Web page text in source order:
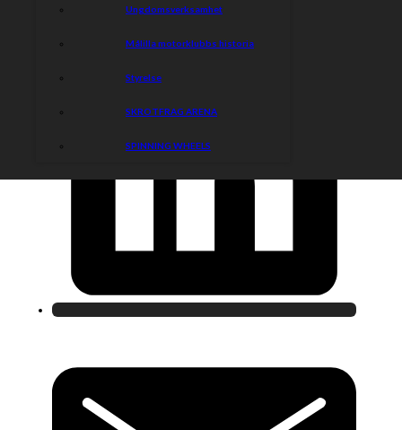
Ungdomsverksamhet
Målilla motorklubbs historia
Styrelse
SKROTFRAG ARENA
SPINNING WHEELS